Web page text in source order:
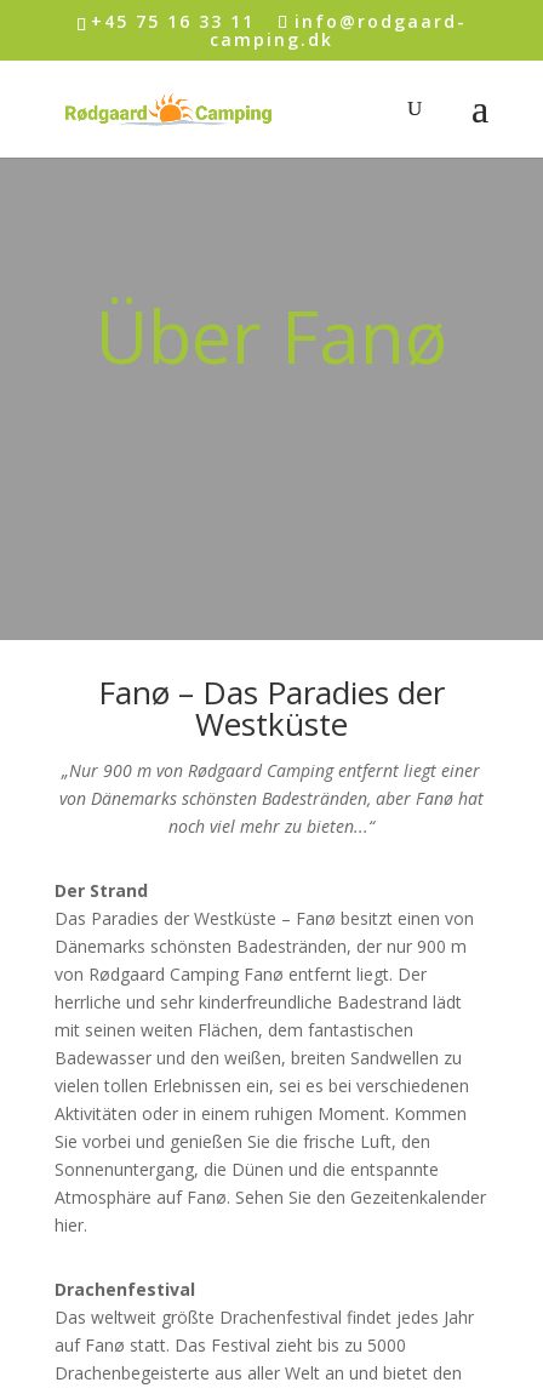
+45 75 16 33 11 info@rodgaard-
camping.dk
Über Fanø
Fanø – Das Paradies der
Westküste
„Nur 900 m von Rødgaard Camping entfernt liegt einer
von Dänemarks schönsten Badestränden, aber Fanø hat
noch viel mehr zu bieten...“
Der Strand
Das Paradies der Westküste – Fanø besitzt einen von
Dänemarks schönsten Badestränden, der nur 900 m
von Rødgaard Camping Fanø entfernt liegt. Der
herrliche und sehr kinderfreundliche Badestrand lädt
mit seinen weiten Flächen, dem fantastischen
Badewasser und den weißen, breiten Sandwellen zu
vielen tollen Erlebnissen ein, sei es bei verschiedenen
Aktivitäten oder in einem ruhigen Moment. Kommen
Sie vorbei und genießen Sie die frische Luft, den
Sonnenuntergang, die Dünen und die entspannte
Atmosphäre auf Fanø. Sehen Sie den Gezeitenkalender
hier.
Drachenfestival
Das weltweit größte Drachenfestival findet jedes Jahr
auf Fanø statt. Das Festival zieht bis zu 5000
Drachenbegeisterte aus aller Welt an und bietet den